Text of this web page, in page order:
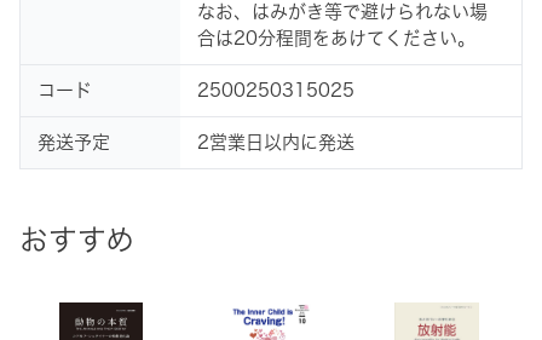
おすすめ
なお、はみがき等で避けられない場
合は20分程間をあけてください。
コード 2500250315025
発送予定 2営業日以内に発送